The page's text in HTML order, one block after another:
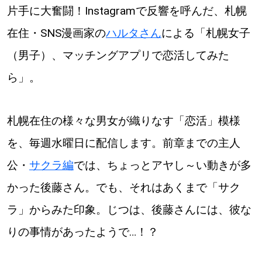
道央
Sitakke編集部あい
Sitakke編集部 IKU 【まったり楽しみたい】
【暮らしの知恵を身につけたい】 札幌市
【札幌のお気に入りを見つけたい】
片手に大奮闘！Instagramで反響を呼んだ、札幌
在住・SNS漫画家のハルタさんによる「札幌女子
（男子）、マッチングアプリで恋活してみた
ら」。
札幌在住の様々な男女が織りなす「恋活」模様
を、毎週水曜日に配信します。前章までの主人
公・ サクラ編では、ちょっとアヤし～い動きが多
かった後藤さん。でも、それはあくまで「サク
ラ」からみた印象。じつは、後藤さんには、彼な
りの事情があったようで…！？